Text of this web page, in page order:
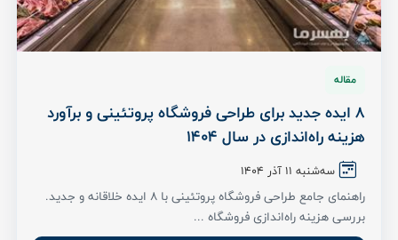
مقاله
8 ایده جدید برای طراحی فروشگاه پروتئینی و برآورد
هزینه راه‌اندازی در سال 1404
سه‌شنبه 11 آذر 1404
راهنمای جامع طراحی فروشگاه پروتئینی با ۸ ایده خلاقانه و جدید.
بررسی هزینه راه‌اندازی فروشگاه ...